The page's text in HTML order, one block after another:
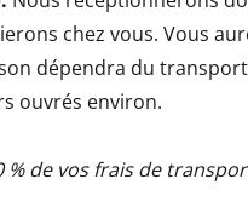
chez vous. Vous
dépendra du
ouvrés environ.
% de vos frais de